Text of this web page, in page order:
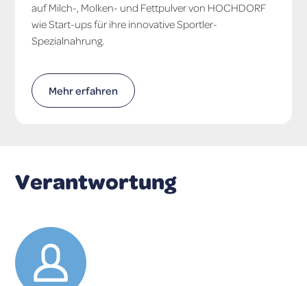
auf Milch-, Molken- und Fettpulver von HOCHDORF
wie Start-ups für ihre innovative Sportler-
Spezialnahrung.
Mehr erfahren
Verantwortung